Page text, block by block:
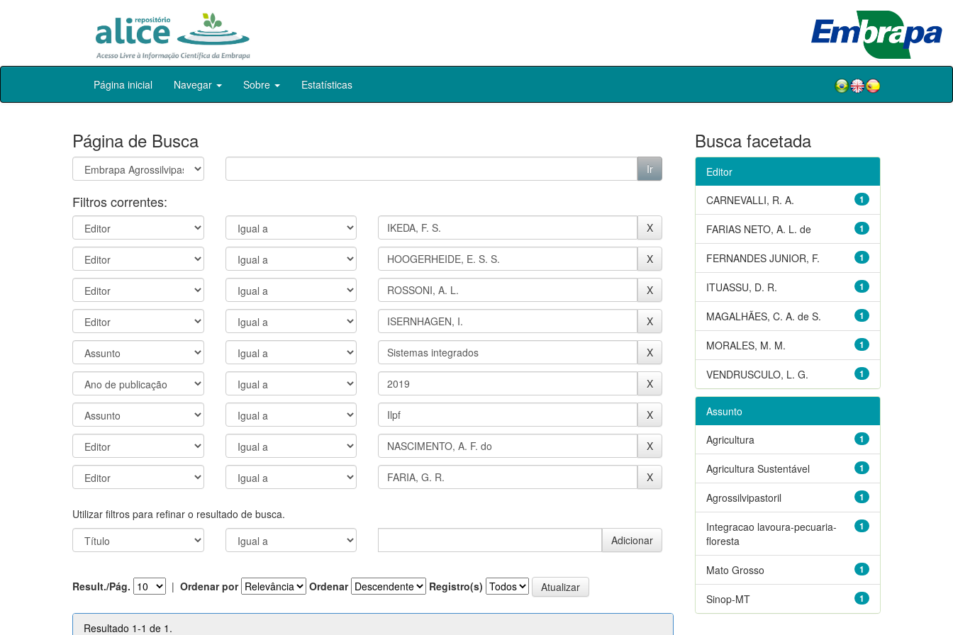
Skip
Página inicial Navegar Sobre Estatísticas
Página de Busca
Filtros correntes:
Utilizar filtros para refinar o resultado de busca.
Result./Pág. | Ordenar por Ordenar Registro(s)
Resultado 1-1 de 1.
Busca facetada
Editor
1
CARNEVALLI, R. A.
1
FARIAS NETO, A. L. de
1
FERNANDES JUNIOR, F.
1
ITUASSU, D. R.
1
MAGALHÃES, C. A. de S.
1
MORALES, M. M.
1
VENDRUSCULO, L. G.
Assunto
1
Agricultura
1
Agricultura Sustentável
1
Agrossilvipastoril
1
Integracao lavoura-pecuaria-
floresta
1
Mato Grosso
1
Sinop-MT